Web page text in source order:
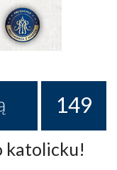
149
katolicku!